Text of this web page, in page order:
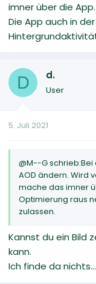
imner über die App.
Die App auch in
D d.
User
5. Juli 2021
@M--G
AOD ändern. Wird
mache das imner
Optimierung raus
zulassen.
Kannst du ein Bild
kann.
Ich finde da nichts...